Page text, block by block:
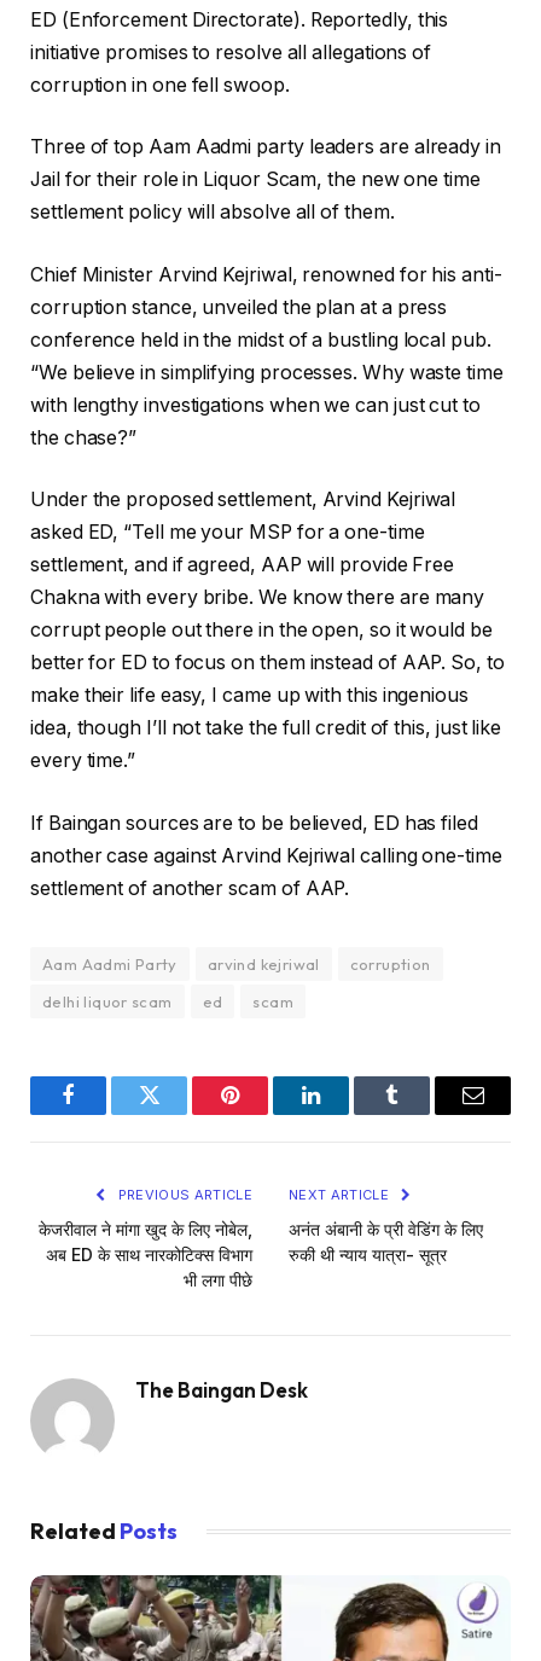
ED (Enforcement Directorate). Reportedly, this
initiative promises to resolve all allegations of
corruption in one fell swoop.
Three of top Aam Aadmi party leaders are already in
Jail for their role in Liquor Scam, the new one time
settlement policy will absolve all of them.
Chief Minister Arvind Kejriwal, renowned for his anti-
corruption stance, unveiled the plan at a press
conference held in the midst of a bustling local pub.
“We believe in simplifying processes. Why waste time
with lengthy investigations when we can just cut to
the chase?”
Under the proposed settlement, Arvind Kejriwal
asked ED, “Tell me your MSP for a one-time
settlement, and if agreed, AAP will provide Free
Chakna with every bribe. We know there are many
corrupt people out there in the open, so it would be
better for ED to focus on them instead of AAP. So, to
make their life easy, I came up with this ingenious
idea, though I’ll not take the full credit of this, just like
every time.”
If Baingan sources are to be believed, ED has filed
another case against Arvind Kejriwal calling one-time
settlement of another scam of AAP.
Aam Aadmi Party arvind kejriwal
corruption
delhi liquor scam
ed scam
FacebookTwitter Pinterest LinkedInTumblr Email
PREVIOUS ARTICLE
केजरीवाल ने मांगा खुद के लिए नोबेल,
अब ED के साथ नारकोटिक्स विभाग
भी लगा पीछे
NEXT ARTICLE
अनंत अंबानी के प्री वेडिंग के लिए
रुकी थी न्याय यात्रा- सूत्र
The Baingan Desk
Related Posts